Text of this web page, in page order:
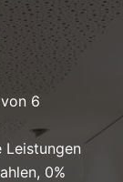
6
Leistungen
0%